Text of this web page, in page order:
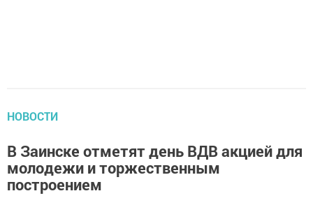
НОВОСТИ
В Заинске отметят день ВДВ акцией для
молодежи и торжественным
построением